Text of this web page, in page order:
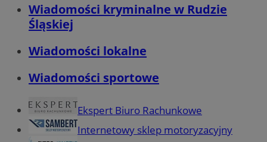
Wiadomości kryminalne w Rudzie
Śląskiej
Wiadomości lokalne
Wiadomości sportowe
Ekspert Biuro Rachunkowe
Internetowy sklep motoryzacyjny